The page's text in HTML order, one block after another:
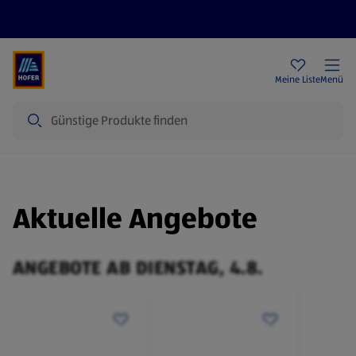
Meine ListeMenü
Aktuelle Angebote
ANGEBOTE AB DIENSTAG, 4.8.